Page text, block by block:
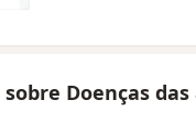
Doenças